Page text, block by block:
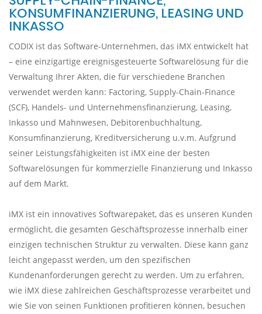
KONSUMFINANZIERUNG, LEASING UND
INKASSO
CODIX ist das Software-Unternehmen, das iMX entwickelt hat
– eine einzigartige ereignisgesteuerte Softwarelösung für die
Verwaltung Ihrer Akten, die für verschiedene Branchen
verwendet werden kann: Factoring, Supply-Chain-Finance
(SCF), Handels- und Unternehmensfinanzierung, Leasing,
Inkasso und Mahnwesen, Debitorenbuchhaltung,
Konsumfinanzierung, Kreditversicherung u.v.m. Aufgrund
seiner Leistungsfähigkeiten ist iMX eine der besten
Softwarelösungen für kommerzielle Finanzierung und Inkasso
auf dem Markt.
iMX ist ein innovatives Softwarepaket, das es unseren Kunden
ermöglicht, die gesamten Geschäftsprozesse innerhalb einer
einzigen technischen Struktur zu verwalten. Diese kann ganz
leicht angepasst werden, um den spezifischen
Kundenanforderungen gerecht zu werden. Um zu erfahren,
wie iMX diese zahlreichen Geschäftsprozesse verarbeitet und
wie Sie von seinen Funktionen profitieren können, besuchen